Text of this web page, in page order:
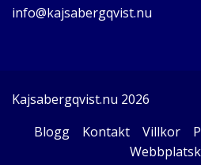
info@kajsabergqvist.nu
Kajsabergqvist.nu 2026
Blogg
Kontakt Villkor